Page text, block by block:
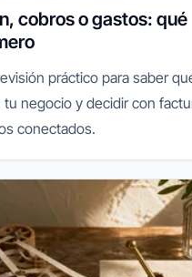
cobros o gastos: qué
práctico para saber
negocio y decidir con
conectados.